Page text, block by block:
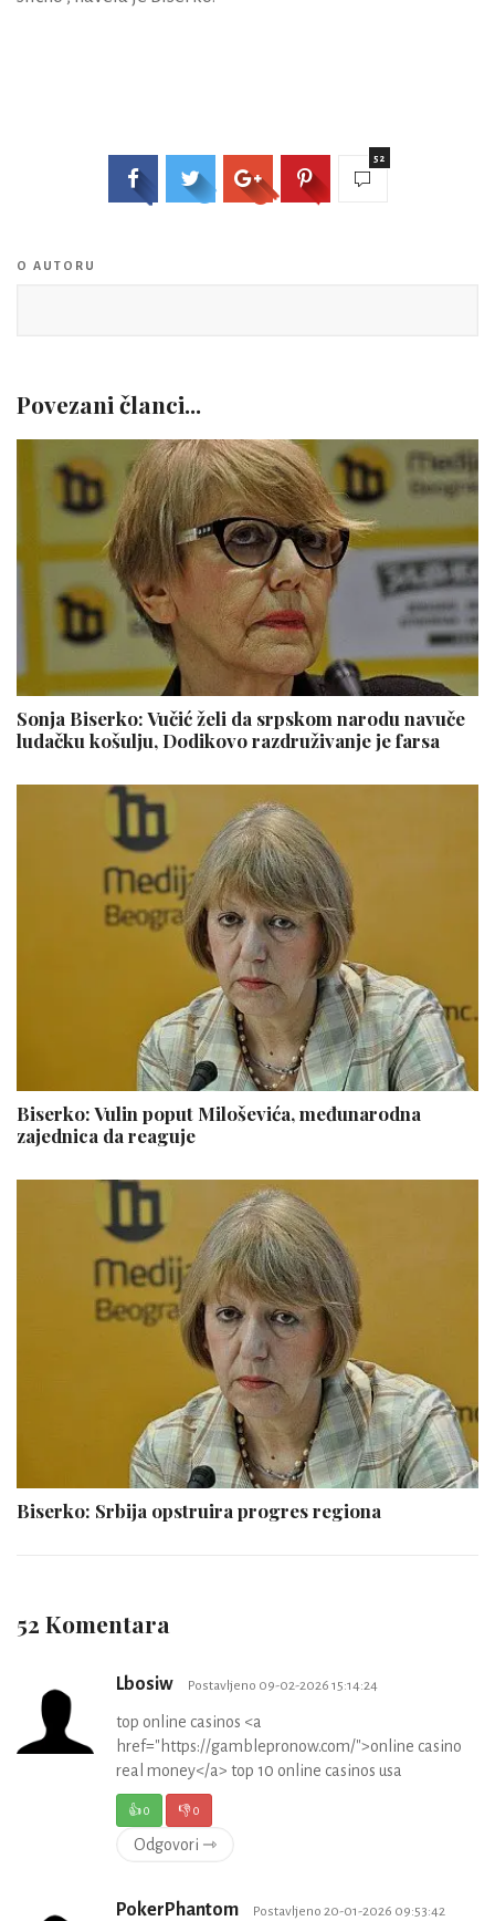
52
O AUTORU
Povezani članci...
Sonja Biserko: Vučić želi da srpskom narodu navuče
ludačku košulju, Dodikovo razdruživanje je farsa
Biserko: Vulin poput Miloševića, međunarodna
zajednica da reaguje
Biserko: Srbija opstruira progres regiona
52 Komentara
Lbosiw Postavljeno 09-02-2026 15:14:24
top online casinos <a
href="https://gamblepronow.com/">online casino
real money</a> top 10 online casinos usa
👍0 👎0
Odgovori ⇾
PokerPhantom Postavljeno 20-01-2026 09:53:42